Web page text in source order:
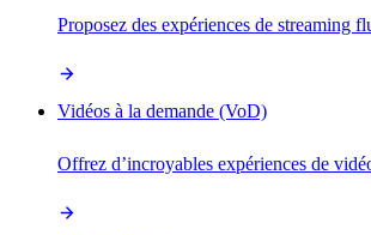
Proposez des expériences de streaming
Vidéos à la demande (VoD)
Offrez d’incroyables expériences de